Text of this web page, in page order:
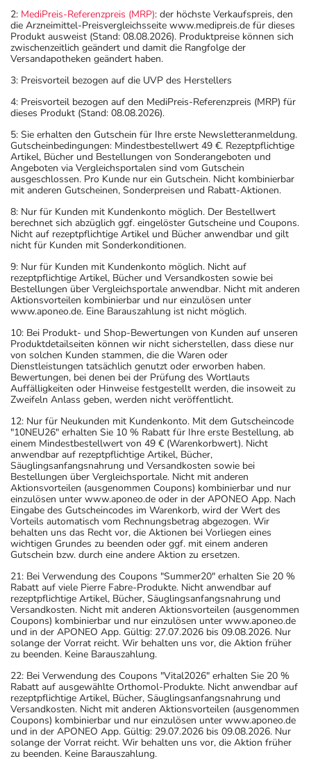
2: MediPreis-Referenzpreis (MRP): der höchste Verkaufspreis, den
die Arzneimittel-Preisvergleichsseite www.medipreis.de für dieses
Produkt ausweist (Stand: 08.08.2026). Produktpreise können sich
zwischenzeitlich geändert und damit die Rangfolge der
Versandapotheken geändert haben.
3: Preisvorteil bezogen auf die UVP des Herstellers
4: Preisvorteil bezogen auf den MediPreis-Referenzpreis (MRP) für
dieses Produkt (Stand: 08.08.2026).
5: Sie erhalten den Gutschein für Ihre erste Newsletteranmeldung.
Gutscheinbedingungen: Mindestbestellwert 49 €. Rezeptpflichtige
Artikel, Bücher und Bestellungen von Sonderangeboten und
Angeboten via Vergleichsportalen sind vom Gutschein
ausgeschlossen. Pro Kunde nur ein Gutschein. Nicht kombinierbar
mit anderen Gutscheinen, Sonderpreisen und Rabatt-Aktionen.
8: Nur für Kunden mit Kundenkonto möglich. Der Bestellwert
berechnet sich abzüglich ggf. eingelöster Gutscheine und Coupons.
Nicht auf rezeptpflichtige Artikel und Bücher anwendbar und gilt
nicht für Kunden mit Sonderkonditionen.
9: Nur für Kunden mit Kundenkonto möglich. Nicht auf
rezeptpflichtige Artikel, Bücher und Versandkosten sowie bei
Bestellungen über Vergleichsportale anwendbar. Nicht mit anderen
Aktionsvorteilen kombinierbar und nur einzulösen unter
www.aponeo.de. Eine Barauszahlung ist nicht möglich.
10: Bei Produkt- und Shop-Bewertungen von Kunden auf unseren
Produktdetailseiten können wir nicht sicherstellen, dass diese nur
von solchen Kunden stammen, die die Waren oder
Dienstleistungen tatsächlich genutzt oder erworben haben.
Bewertungen, bei denen bei der Prüfung des Wortlauts
Auffälligkeiten oder Hinweise festgestellt werden, die insoweit zu
Zweifeln Anlass geben, werden nicht veröffentlicht.
12: Nur für Neukunden mit Kundenkonto. Mit dem Gutscheincode
"10NEU26" erhalten Sie 10 % Rabatt für Ihre erste Bestellung, ab
einem Mindestbestellwert von 49 € (Warenkorbwert). Nicht
anwendbar auf rezeptpflichtige Artikel, Bücher,
Säuglingsanfangsnahrung und Versandkosten sowie bei
Bestellungen über Vergleichsportale. Nicht mit anderen
Aktionsvorteilen (ausgenommen Coupons) kombinierbar und nur
einzulösen unter www.aponeo.de oder in der APONEO App. Nach
Eingabe des Gutscheincodes im Warenkorb, wird der Wert des
Vorteils automatisch vom Rechnungsbetrag abgezogen. Wir
behalten uns das Recht vor, die Aktionen bei Vorliegen eines
wichtigen Grundes zu beenden oder ggf. mit einem anderen
Gutschein bzw. durch eine andere Aktion zu ersetzen.
21: Bei Verwendung des Coupons "Summer20" erhalten Sie 20 %
Rabatt auf viele Pierre Fabre-Produkte. Nicht anwendbar auf
rezeptpflichtige Artikel, Bücher, Säuglingsanfangsnahrung und
Versandkosten. Nicht mit anderen Aktionsvorteilen (ausgenommen
Coupons) kombinierbar und nur einzulösen unter www.aponeo.de
und in der APONEO App. Gültig: 27.07.2026 bis 09.08.2026. Nur
solange der Vorrat reicht. Wir behalten uns vor, die Aktion früher
zu beenden. Keine Barauszahlung.
22: Bei Verwendung des Coupons "Vital2026" erhalten Sie 20 %
Rabatt auf ausgewählte Orthomol-Produkte. Nicht anwendbar auf
rezeptpflichtige Artikel, Bücher, Säuglingsanfangsnahrung und
Versandkosten. Nicht mit anderen Aktionsvorteilen (ausgenommen
Coupons) kombinierbar und nur einzulösen unter www.aponeo.de
und in der APONEO App. Gültig: 29.07.2026 bis 09.08.2026. Nur
solange der Vorrat reicht. Wir behalten uns vor, die Aktion früher
zu beenden. Keine Barauszahlung.